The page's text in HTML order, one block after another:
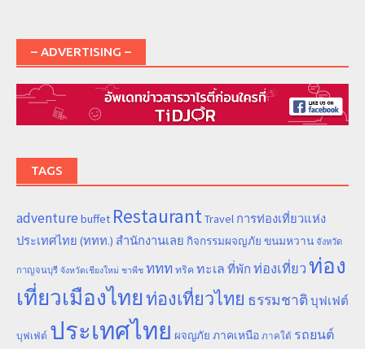
– ADVERTISING –
TAGS
adventure buffet RestaurantTravel การท่องเที่ยวแห่ง
ประเทศไทย (ททท.) สำนักงานเลย กิจกรรมผจญภัย ขนมหวาน จังหวัด
กาญจนบุรี จังหวัดเชียงใหม่ ชาพีช ททท ทริค ทะเล ที่พัก ท่องเที่ยวท่อง
เที่ยวเมืองไทยท่องเที่ยวไทย ธรรมชาติ บุฟเฟต์
บุฟเฟ่ต์ ประเทศไทย ผจญภัย ภาคเหนือ ภาคใต้ รถยนต์